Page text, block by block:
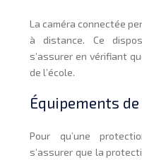
La caméra connectée
à distance. Ce
s’assurer en vérifiant
de l’école.
Équipements
Pour qu’une
s’assurer que la